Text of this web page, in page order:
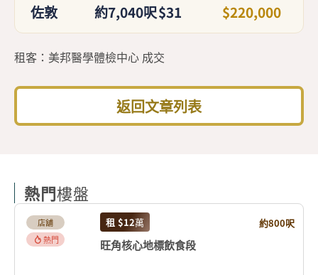
佐敦 約7,040呎$31 $220,000
租客：美邦醫學體檢中心 成交
返回文章列表
熱門樓盤
店舖
熱門
租 $12萬 約800呎
旺角核心地標飲食段